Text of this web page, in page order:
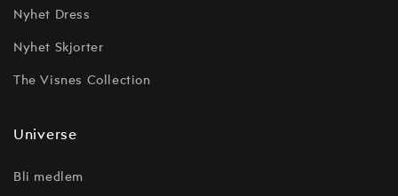
Nyhet Dress
Nyhet Skjorter
The Visnes Collection
Universe
Bli medlem